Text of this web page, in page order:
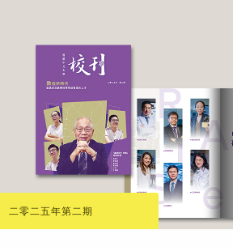
二零二五年第二期